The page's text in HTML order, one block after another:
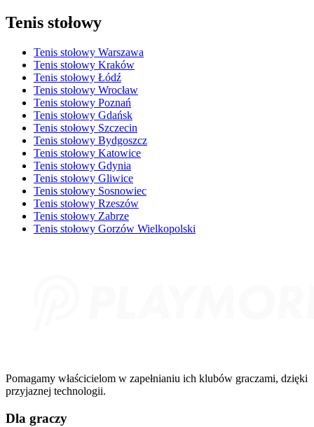
Tenis stołowy
Tenis stołowy Warszawa
Tenis stołowy Kraków
Tenis stołowy Łódź
Tenis stołowy Wrocław
Tenis stołowy Poznań
Tenis stołowy Gdańsk
Tenis stołowy Szczecin
Tenis stołowy Bydgoszcz
Tenis stołowy Katowice
Tenis stołowy Gdynia
Tenis stołowy Gliwice
Tenis stołowy Sosnowiec
Tenis stołowy Rzeszów
Tenis stołowy Zabrze
Tenis stołowy Gorzów Wielkopolski
Pomagamy właścicielom w zapełnianiu ich klubów graczami, dzięki
przyjaznej technologii.
Dla graczy